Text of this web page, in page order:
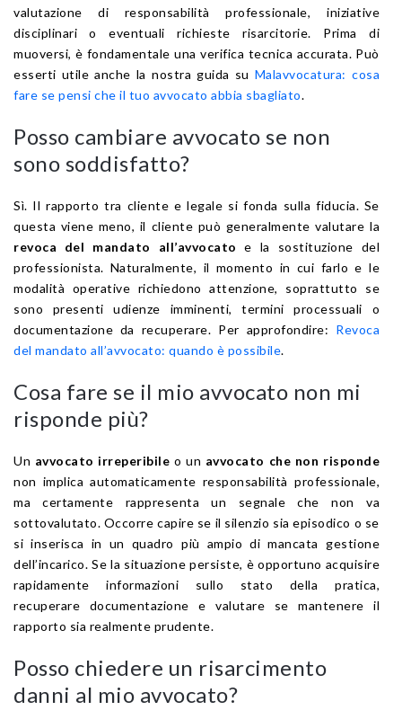
valutazione di responsabilità professionale, iniziative
disciplinari o eventuali richieste risarcitorie. Prima di
muoversi, è fondamentale una verifica tecnica accurata. Può
esserti utile anche la nostra guida su Malavvocatura: cosa
fare se pensi che il tuo avvocato abbia sbagliato.
Posso cambiare avvocato se non
sono soddisfatto?
Sì. Il rapporto tra cliente e legale si fonda sulla fiducia. Se
questa viene meno, il cliente può generalmente valutare la
revoca del mandato all’avvocato e la sostituzione del
professionista. Naturalmente, il momento in cui farlo e le
modalità operative richiedono attenzione, soprattutto se
sono presenti udienze imminenti, termini processuali o
documentazione da recuperare. Per approfondire: Revoca
del mandato all’avvocato: quando è possibile.
Cosa fare se il mio avvocato non mi
risponde più?
Un avvocato irreperibile o un avvocato che non risponde
non implica automaticamente responsabilità professionale,
ma certamente rappresenta un segnale che non va
sottovalutato. Occorre capire se il silenzio sia episodico o se
si inserisca in un quadro più ampio di mancata gestione
dell’incarico. Se la situazione persiste, è opportuno acquisire
rapidamente informazioni sullo stato della pratica,
recuperare documentazione e valutare se mantenere il
rapporto sia realmente prudente.
Posso chiedere un risarcimento
danni al mio avvocato?